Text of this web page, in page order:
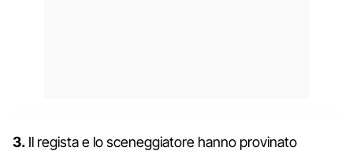
3. Il regista e lo sceneggiatore hanno provinato